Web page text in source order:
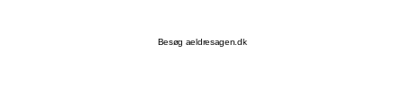
Besøg aeldresagen.dk